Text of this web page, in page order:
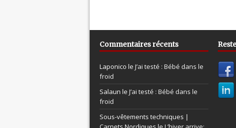
Commentaires récents
Laponico le J’ai testé : Bébé dans le
froid
Salaun le J’ai testé : Bébé dans le
froid
Sous-vêtements techniques |